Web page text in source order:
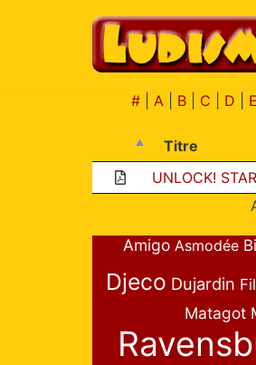
#| A| B| C D E
Titre
UNLOCK!
Amigo Asmodée
Djeco Dujardin
Matagot